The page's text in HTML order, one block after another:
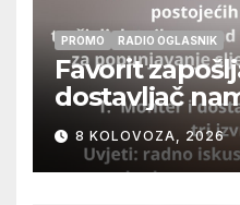
PROMO RADIO OGLASNIK
Favorit
dostavljač
izvršitelja
8 KOLOVOZA, 2026